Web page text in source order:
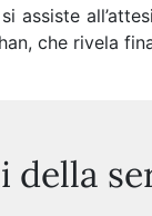
assiste
che rivela
della